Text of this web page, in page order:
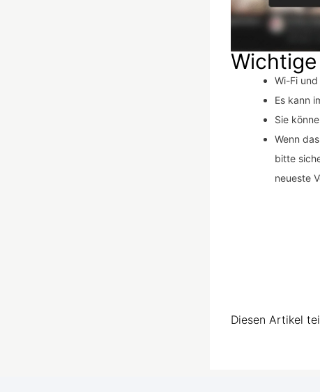
Wi-Fi
Es kann
Sie
Wenn
bitte
neueste
Diesen Artikel